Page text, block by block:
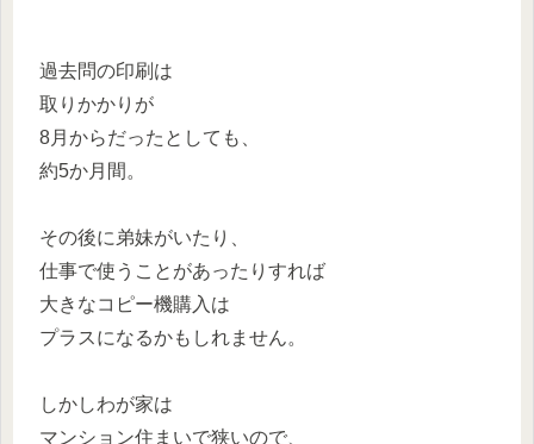
過去問の印刷は
取りかかりが
8月からだったとしても、
約5か月間。
その後に弟妹がいたり、
仕事で使うことがあったりすれば
大きなコピー機購入は
プラスになるかもしれません。
しかしわが家は
マンション住まいで狭いので、